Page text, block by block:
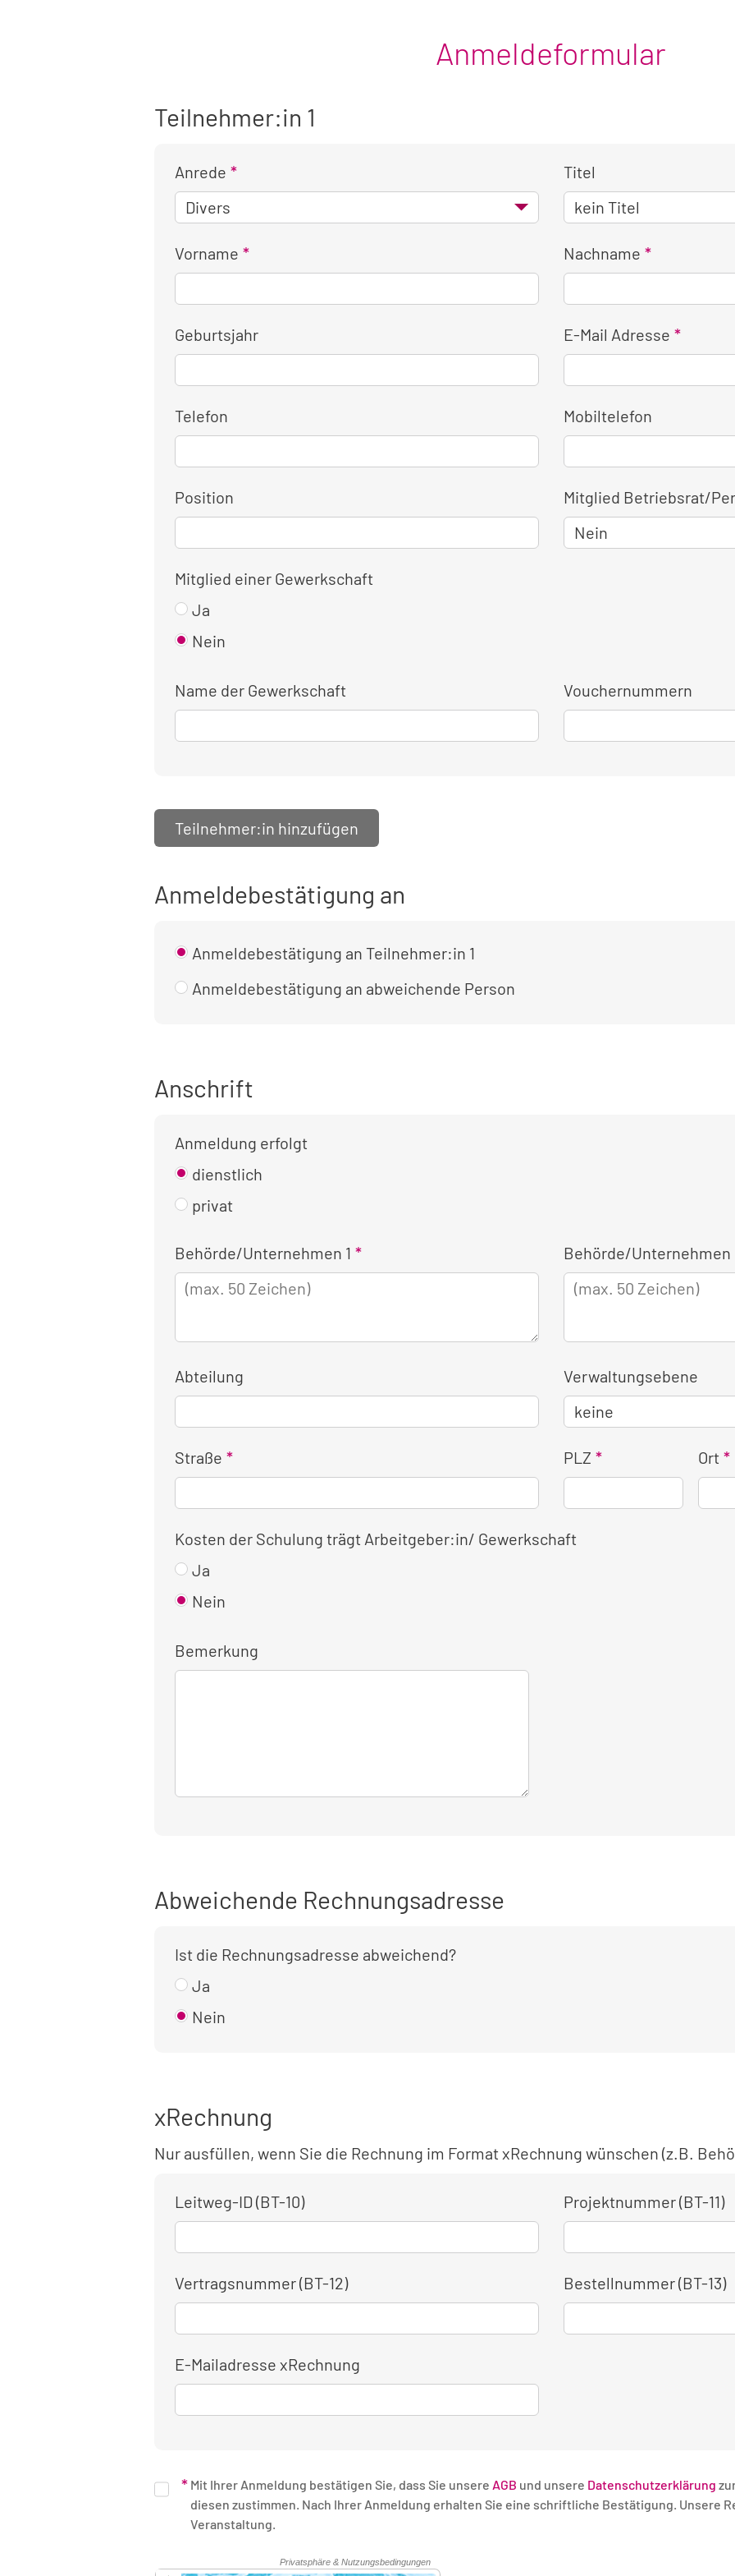
Anmeldeformular
Teilnehmer:in 1
Anrede Titel
Vorname Nachname
Geburtsjahr E-Mail Adresse
Telefon Mobiltelefon
Position Mitglied Betriebsrat/
Mitglied einer Gewerkschaft
Ja
Nein
Name der Gewerkschaft Vouchernummern
Teilnehmer:in hinzufügen
Anmeldebestätigung an
Anmeldebestätigung an Teilnehmer:in 1
Anmeldebestätigung an abweichende Person
Anschrift
Anmeldung erfolgt
dienstlich
privat
Kontaktinformationen
für
die
Anmeldung
Behörde/Unternehmen 1 Behörde/Unternehmen
Abteilung Verwaltungsebene
Straße PLZ Ort
Kosten der Schulung trägt Arbeitgeber:in/ Gewerkschaft
Ja
Nein
Bemerkung
Abweichende Rechnungsadresse
Ist die Rechnungsadresse abweichend?
Ja
Nein
xRechnung
Nur ausfüllen, wenn Sie die Rechnung im Format xRechnung wünschen (z.B.
Leitweg-ID (BT-10) Projektnummer (BT-11)
Vertragsnummer (BT-12) Bestellnummer (BT-13)
E-Mailadresse xRechnung
Mit Ihrer Anmeldung bestätigen Sie, dass Sie unsere AGB und unsere Datenschutzerklärung
diesen zustimmen. Nach Ihrer Anmeldung erhalten Sie eine schriftliche Bestätigung. Unsere Rechnung erhalten Sie nach Ende der
Veranstaltung.
Sicherheitsüberprüfung